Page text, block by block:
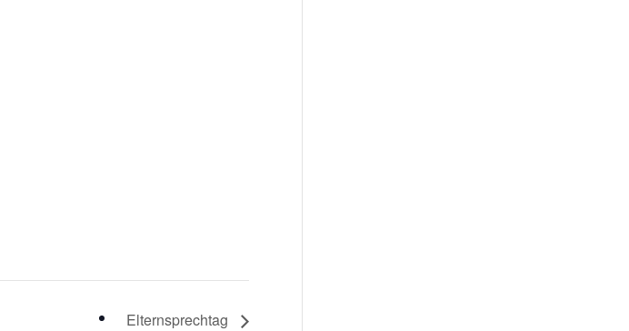
Elternsprechtag